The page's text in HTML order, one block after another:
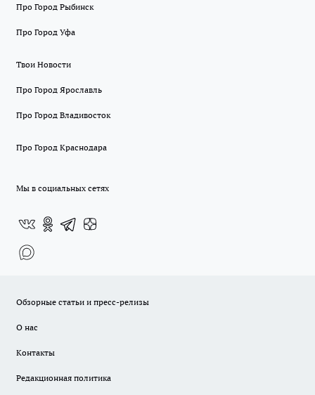
Про Город Рыбинск
Про Город Уфа
Твои Новости
Про Город Ярославль
Про Город Владивосток
Про Город Краснодара
Мы в социальных сетях
Обзорные статьи и пресс-релизы
О нас
Контакты
Редакционная политика